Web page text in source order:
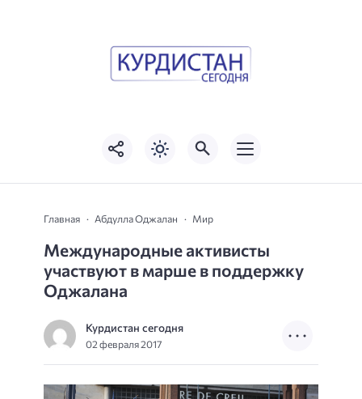
Главная Абдулла Оджалан Мир
Международные активисты
участвуют в марше в поддержку
Оджалана
Курдистан сегодня
02 февраля 2017